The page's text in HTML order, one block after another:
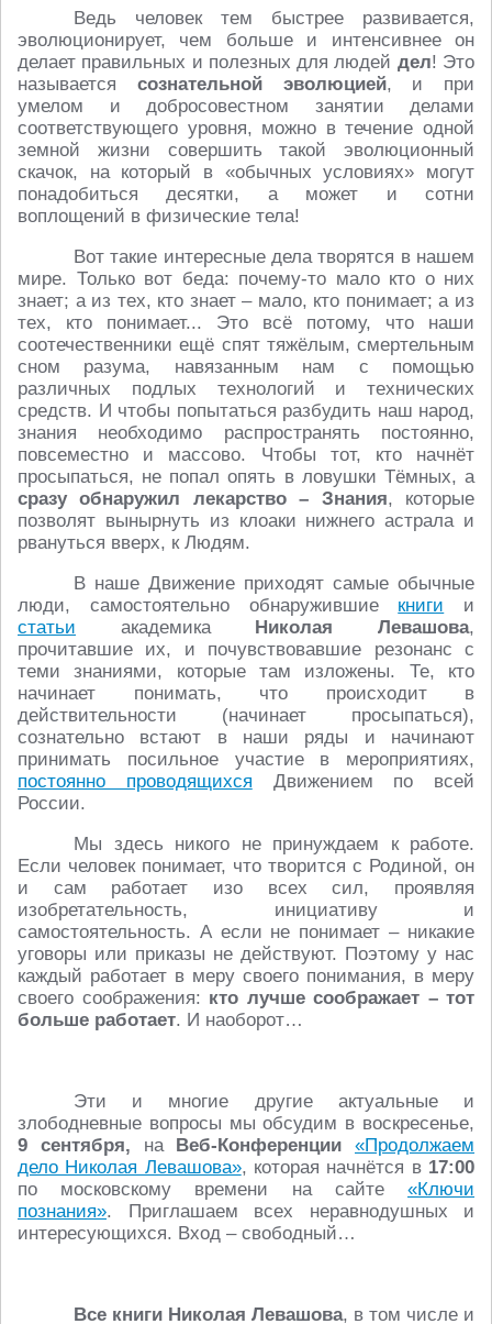
Ведь человек тем быстрее развивается,
эволюционирует, чем больше и интенсивнее он
делает правильных и полезных для людей дел! Это
называется сознательной эволюцией, и при
умелом и добросовестном занятии делами
соответствующего уровня, можно в течение одной
земной жизни совершить такой эволюционный
скачок, на который в «обычных условиях» могут
понадобиться десятки, а может и сотни
воплощений в физические тела!
Вот такие интересные дела творятся в нашем
мире. Только вот беда: почему-то мало кто о них
знает; а из тех, кто знает – мало, кто понимает; а из
тех, кто понимает... Это всё потому, что наши
соотечественники ещё спят тяжёлым, смертельным
сном разума, навязанным нам с помощью
различных подлых технологий и технических
средств. И чтобы попытаться разбудить наш народ,
знания необходимо распространять постоянно,
повсеместно и массово. Чтобы тот, кто начнёт
просыпаться, не попал опять в ловушки Тёмных, а
сразу обнаружил лекарство – Знания, которые
позволят вынырнуть из клоаки нижнего астрала и
рвануться вверх, к Людям.
В наше Движение приходят самые обычные
люди, самостоятельно обнаружившие книги и
статьи академика Николая Левашова,
прочитавшие их, и почувствовавшие резонанс с
теми знаниями, которые там изложены. Те, кто
начинает понимать, что происходит в
действительности (начинает просыпаться),
сознательно встают в наши ряды и начинают
принимать посильное участие в мероприятиях,
постоянно проводящихся Движением по всей
России.
Мы здесь никого не принуждаем к работе.
Если человек понимает, что творится с Родиной, он
и сам работает изо всех сил, проявляя
изобретательность, инициативу и
самостоятельность. А если не понимает – никакие
уговоры или приказы не действуют. Поэтому у нас
каждый работает в меру своего понимания, в меру
своего соображения: кто лучше соображает – тот
больше работает. И наоборот…
Эти и многие другие актуальные и
злободневные вопросы мы обсудим в воскресенье,
9 сентября, на Веб-Конференции
«Продолжаем
дело Николая Левашова», которая начнётся в 17:00
по московскому времени на сайте «Ключи
познания». Приглашаем всех неравнодушных и
интересующихся. Вход – свободный…
Все книги Николая Левашова, в том числе и